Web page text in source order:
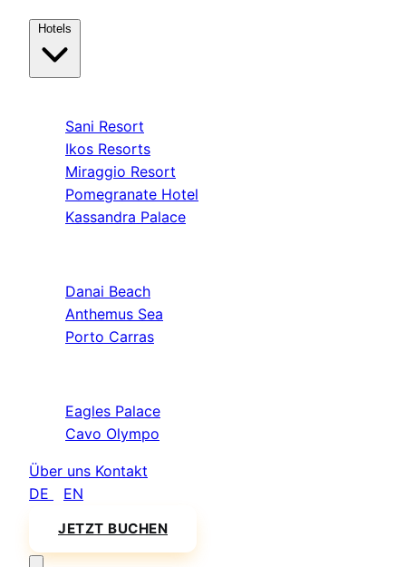
Sani Resort
Ikos Resorts
Miraggio Resort
Pomegranate Hotel
Kassandra Palace
Danai Beach
Anthemus Sea
Porto Carras
Eagles Palace
Cavo Olympo
Über uns Kontakt
DE
EN
JETZT BUCHEN